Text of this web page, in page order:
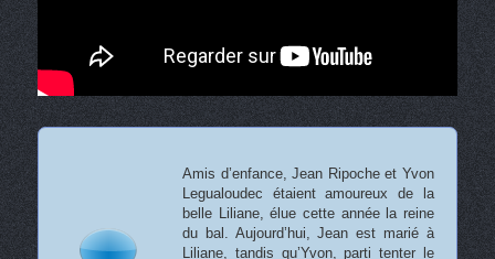
Amis d’enfance, Jean Ripoche et Yvon
Legualoudec étaient amoureux de la
belle Liliane, élue cette année la reine
du bal. Aujourd’hui, Jean est marié à
Liliane, tandis qu’Yvon, parti tenter le